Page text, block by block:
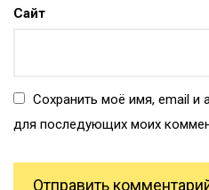
Сайт
Сохранить моё имя, email и
для последующих моих